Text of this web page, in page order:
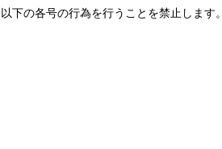
下の各号の行為を行うことを禁止します。